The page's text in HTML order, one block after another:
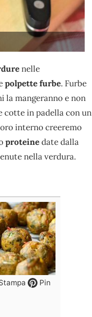
nelle
polpette furbe. Furbe
la mangeranno e non
cotte in padella con un
interno creeremo
proteinedate dalla
nella verdura.
Pin